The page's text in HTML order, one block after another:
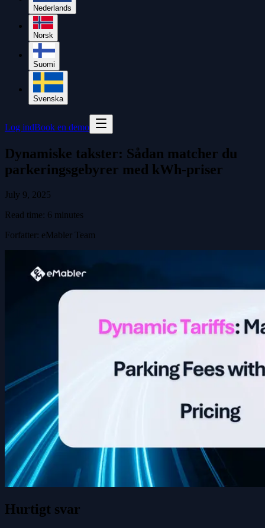
Nederlands
Norsk
Suomi
Svenska
Log indBook en demo
Dynamiske takster: Sådan matcher du
parkeringsgebyrer med kWh-priser
July 9, 2025
Read time: 6 minutes
Forfatter: eMabler Team
Hurtigt svar